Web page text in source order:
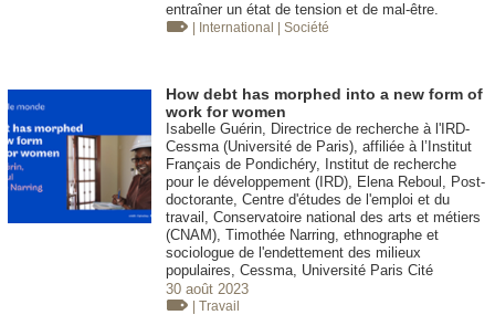
entraîner un état de tension et de mal-être.
| International | Société
How debt has morphed into a new form of
work for women
Isabelle Guérin, Directrice de recherche à l'IRD-
Cessma (Université de Paris), affiliée à l’Institut
Français de Pondichéry, Institut de recherche
pour le développement (IRD), Elena Reboul, Post-
doctorante, Centre d'études de l'emploi et du
travail, Conservatoire national des arts et métiers
(CNAM), Timothée Narring, ethnographe et
sociologue de l'endettement des milieux
populaires, Cessma, Université Paris Cité
30 août 2023
| Travail